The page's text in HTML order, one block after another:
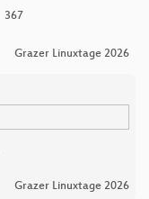
367
Grazer Linuxtage 2026
Grazer Linuxtage 2026